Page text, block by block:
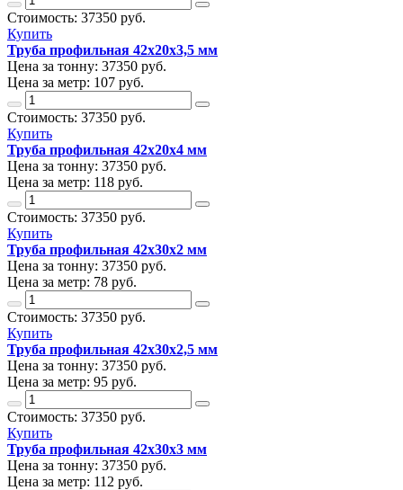
Стоимость: 37350 руб.
Купить
Труба профильная 42х20х3,5 мм
Цена за тонну: 37350 руб.
Цена за метр: 107 руб.
Стоимость: 37350 руб.
Купить
Труба профильная 42х20х4 мм
Цена за тонну: 37350 руб.
Цена за метр: 118 руб.
Стоимость: 37350 руб.
Купить
Труба профильная 42х30х2 мм
Цена за тонну: 37350 руб.
Цена за метр: 78 руб.
Стоимость: 37350 руб.
Купить
Труба профильная 42х30х2,5 мм
Цена за тонну: 37350 руб.
Цена за метр: 95 руб.
Стоимость: 37350 руб.
Купить
Труба профильная 42х30х3 мм
Цена за тонну: 37350 руб.
Цена за метр: 112 руб.